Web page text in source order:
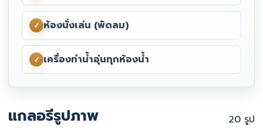
แกลอรีรูปภาพ 20 รูป
✓ ห้องนั่งเล่น (พัดลม)
✓ เครื่องทำน้ำอุ่นทุกห้องน้ำ